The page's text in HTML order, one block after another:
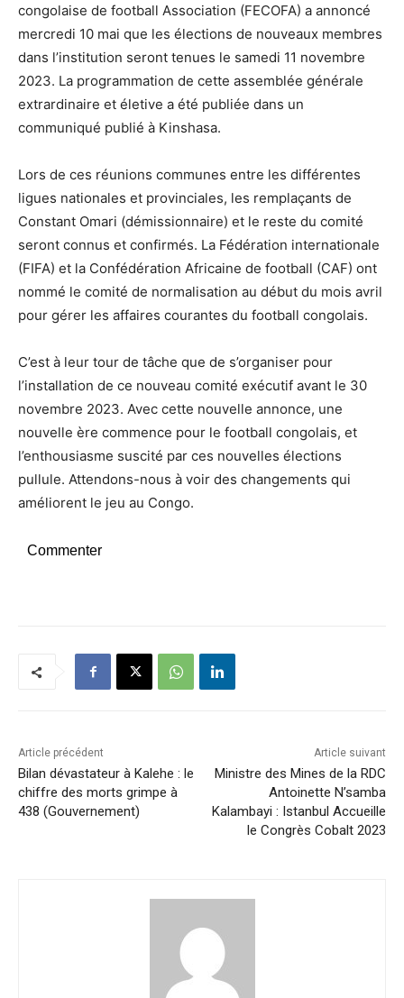
congolaise de football Association (FECOFA) a annoncé
mercredi 10 mai que les élections de nouveaux membres
dans l’institution seront tenues le samedi 11 novembre
2023. La programmation de cette assemblée générale
extrardinaire et életive a été publiée dans un
communiqué publié à Kinshasa.
Lors de ces réunions communes entre les différentes
ligues nationales et provinciales, les remplaçants de
Constant Omari (démissionnaire) et le reste du comité
seront connus et confirmés. La Fédération internationale
(FIFA) et la Confédération Africaine de football (CAF) ont
nommé le comité de normalisation au début du mois avril
pour gérer les affaires courantes du football congolais.
C’est à leur tour de tâche que de s’organiser pour
l’installation de ce nouveau comité exécutif avant le 30
novembre 2023. Avec cette nouvelle annonce, une
nouvelle ère commence pour le football congolais, et
l’enthousiasme suscité par ces nouvelles élections
pullule. Attendons-nous à voir des changements qui
améliorent le jeu au Congo.
Commenter
Article précédent
Bilan dévastateur à Kalehe : le
chiffre des morts grimpe à
438 (Gouvernement)
Article suivant
Ministre des Mines de la RDC
Antoinette N’samba
Kalambayi : Istanbul Accueille
le Congrès Cobalt 2023